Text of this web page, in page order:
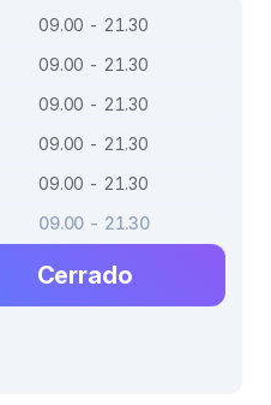
09.00 - 21.30
09.00 - 21.30
09.00 - 21.30
09.00 - 21.30
09.00 - 21.30
09.00 - 21.30
Cerrado